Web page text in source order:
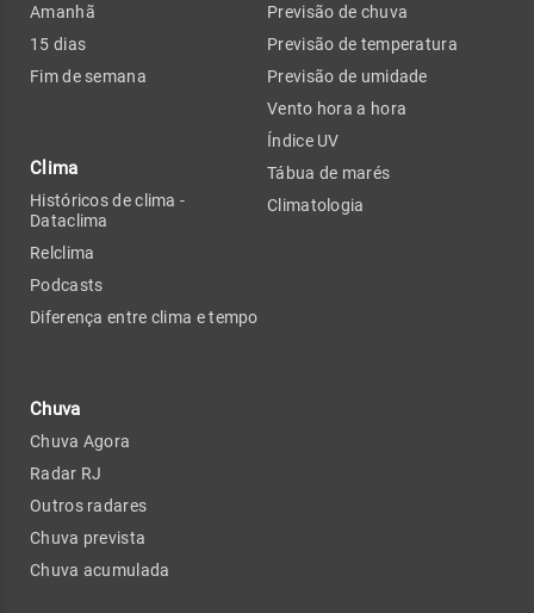
Amanhã
15 dias
Fim de semana
Clima
Históricos de clima -
Dataclima
Relclima
Podcasts
Diferença entre clima e tempo
Chuva
Chuva Agora
Radar RJ
Outros radares
Chuva prevista
Chuva acumulada
Previsão de chuva
Previsão de temperatura
Previsão de umidade
Vento hora a hora
Índice UV
Tábua de marés
Climatologia